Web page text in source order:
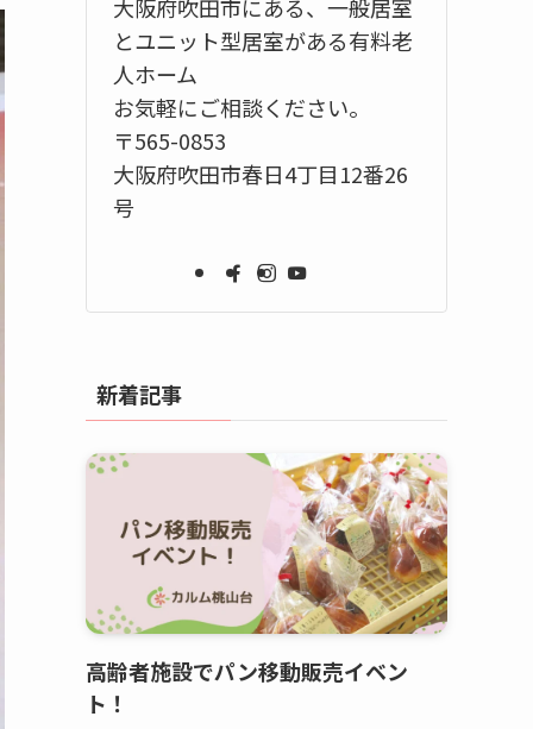
大阪府吹田市にある、一般居室
とユニット型居室がある有料老
人ホーム
お気軽にご相談ください。
〒565-0853
大阪府吹田市春日4丁目12番26
号
新着記事
高齢者施設でパン移動販売イベン
ト！